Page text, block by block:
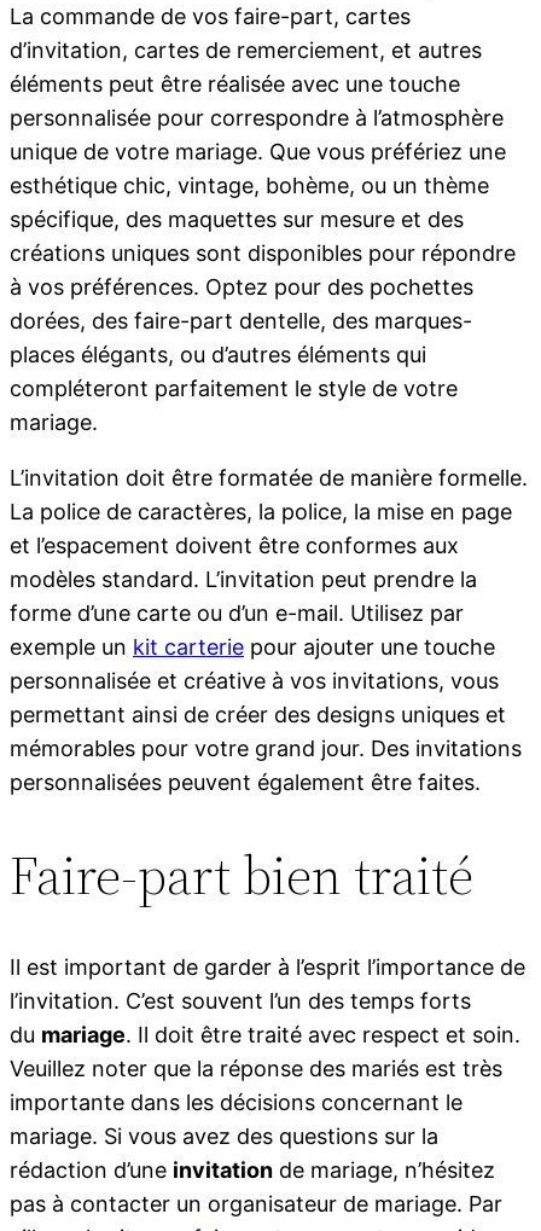
La commande de vos faire-part, cartes
d’invitation, cartes de remerciement, et autres
éléments peut être réalisée avec une touche
personnalisée pour correspondre à l’atmosphère
unique de votre mariage. Que vous préfériez une
esthétique chic, vintage, bohème, ou un thème
spécifique, des maquettes sur mesure et des
créations uniques sont disponibles pour répondre
à vos préférences. Optez pour des pochettes
dorées, des faire-part dentelle, des marques-
places élégants, ou d’autres éléments qui
compléteront parfaitement le style de votre
mariage.
L’invitation doit être formatée de manière formelle.
La police de caractères, la police, la mise en page
et l’espacement doivent être conformes aux
modèles standard. L’invitation peut prendre la
forme d’une carte ou d’un e-mail. Utilisez par
exemple un kit carterie pour ajouter une touche
personnalisée et créative à vos invitations, vous
permettant ainsi de créer des designs uniques et
mémorables pour votre grand jour. Des invitations
personnalisées peuvent également être faites.
Faire-part bien traité
Il est important de garder à l’esprit l’importance de
l’invitation. C’est souvent l’un des temps forts
du mariage. Il doit être traité avec respect et soin.
Veuillez noter que la réponse des mariés est très
importante dans les décisions concernant le
mariage. Si vous avez des questions sur la
rédaction d’une invitation de mariage, n’hésitez
pas à contacter un organisateur de mariage. Par